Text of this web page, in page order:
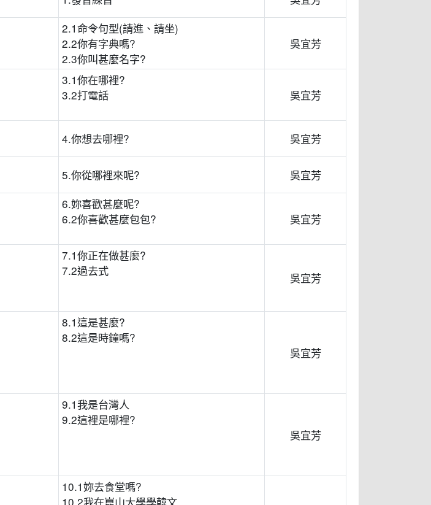
2.1命令句型(請進、請坐)
2.2你有字典嗎?
2.3你叫甚麼名字?
吳宜芳
3.1你在哪裡?
3.2打電話
吳宜芳
4.你想去哪裡?
吳宜芳
5.你從哪裡來呢? 吳宜芳
6.妳喜歡甚麼呢?
6.2你喜歡甚麼包包?
吳宜芳
7.1你正在做甚麼?
7.2過去式
吳宜芳
8.1這是甚麼?
8.2這是時鐘嗎?
吳宜芳
9.1我是台灣人
9.2這裡是哪裡?
吳宜芳
10.1妳去食堂嗎?
10.2我在崑山大學學韓文